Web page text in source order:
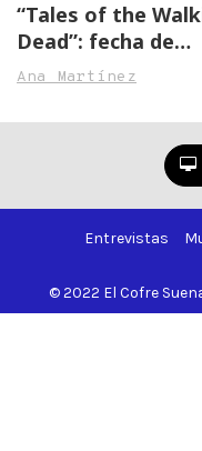
“Tales of the
Dead”: fecha de
estreno y trailer al
Ana Martínez
Entrevistas
© 2022 El Cofre